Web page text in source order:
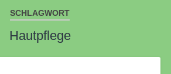
SCHLAGWORT
Hautpflege